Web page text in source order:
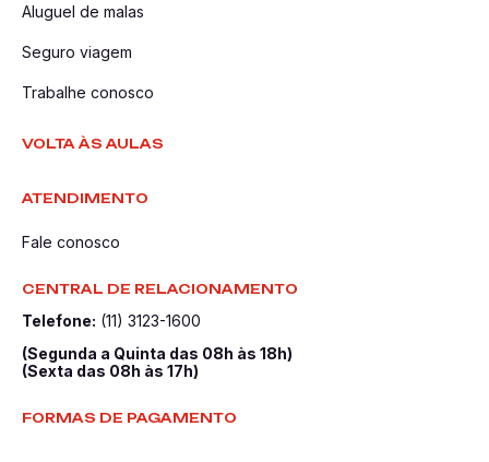
Aluguel de malas
Seguro viagem
Trabalhe conosco
VOLTA ÀS AULAS
ATENDIMENTO
Fale conosco
CENTRAL DE RELACIONAMENTO
Telefone: (11) 3123-1600
(Segunda a Quinta das 08h às 18h)
(Sexta das 08h às 17h)
FORMAS DE PAGAMENTO